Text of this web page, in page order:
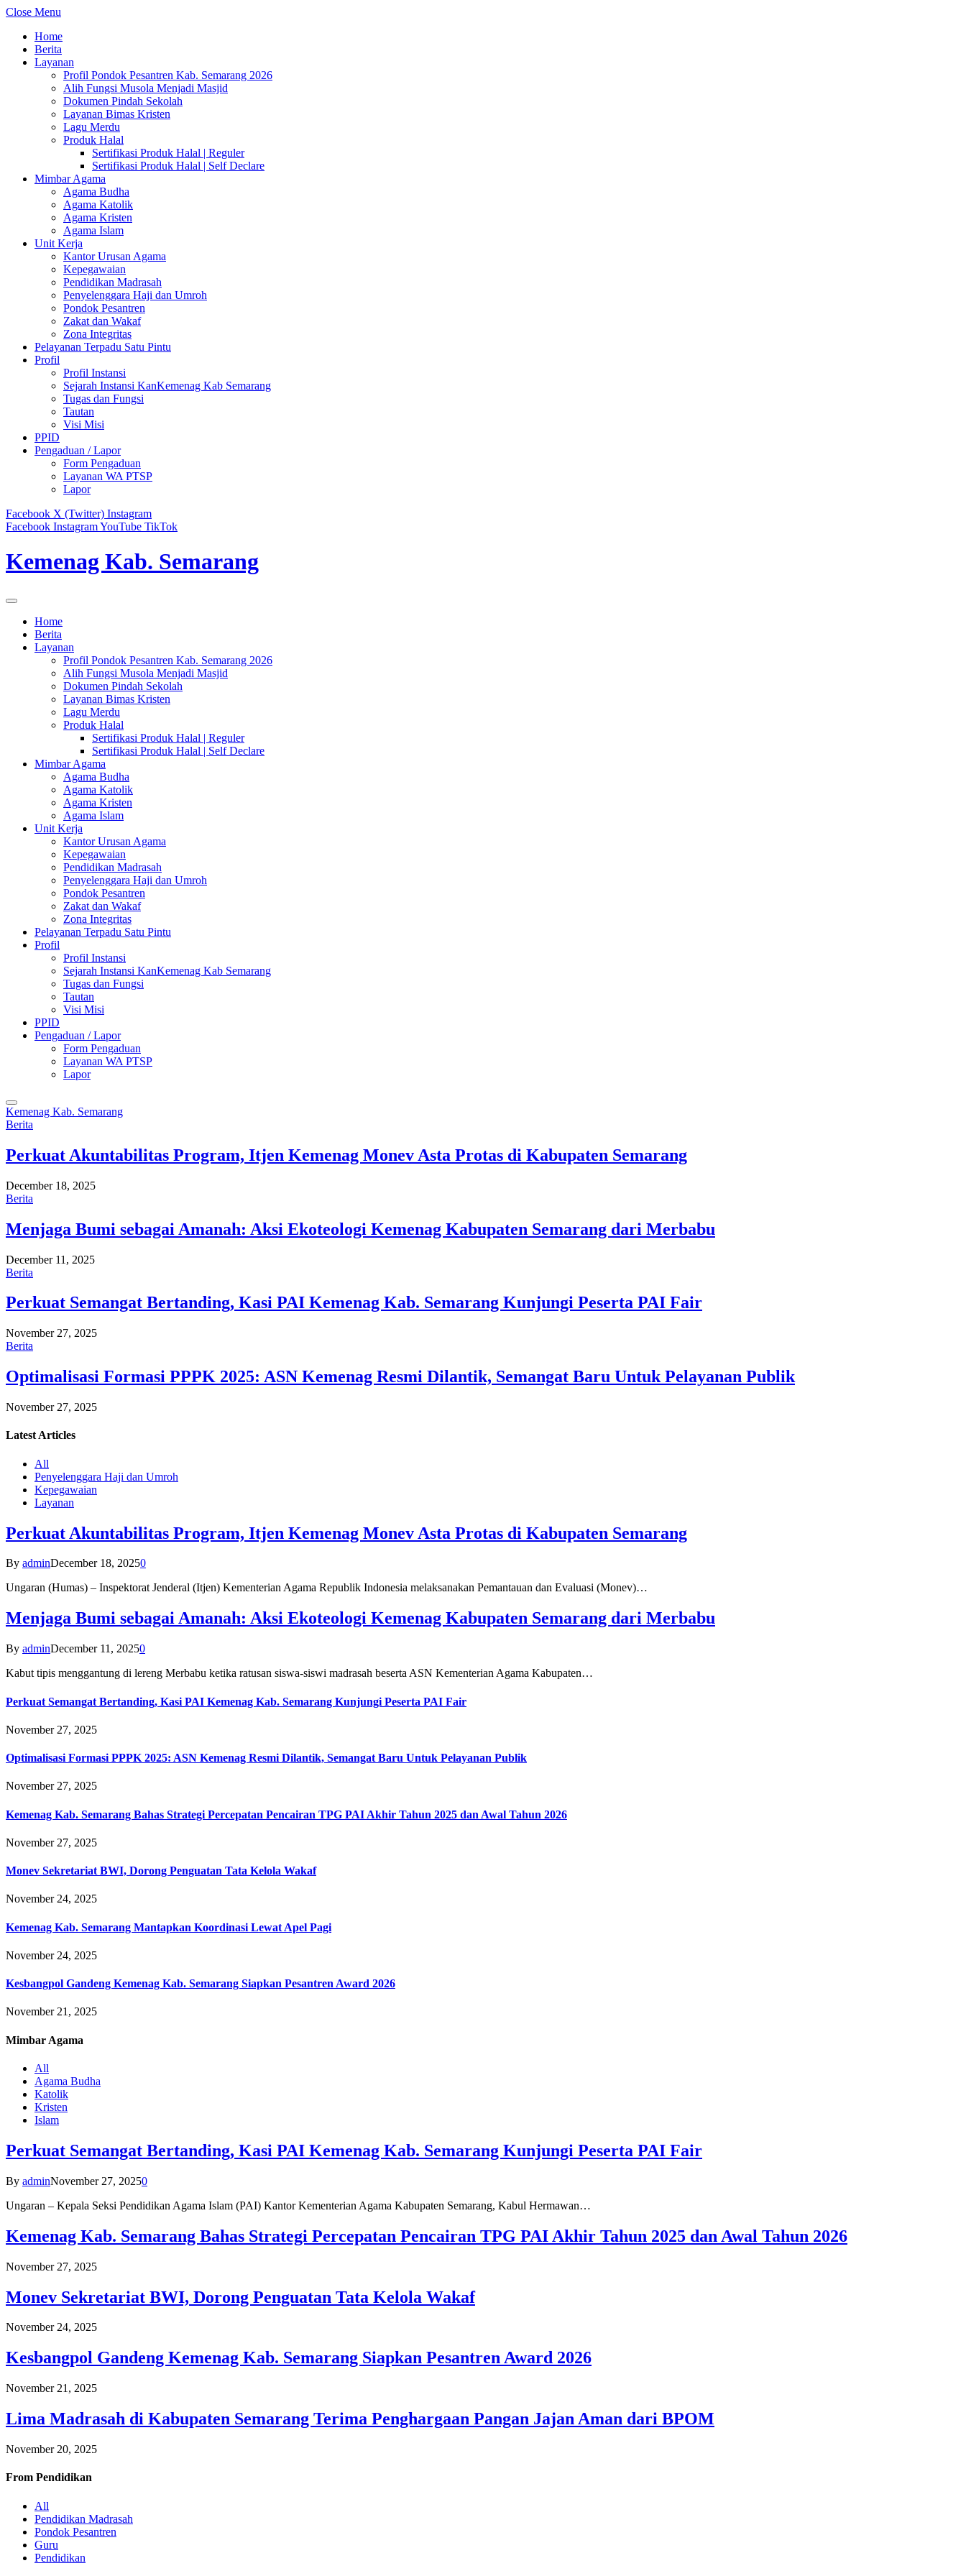
Close Menu
Home
Berita
Layanan
Profil Pondok Pesantren Kab. Semarang 2026
Alih Fungsi Musola Menjadi Masjid
Dokumen Pindah Sekolah
Layanan Bimas Kristen
Lagu Merdu
Produk Halal
Sertifikasi Produk Halal | Reguler
Sertifikasi Produk Halal | Self Declare
Mimbar Agama
Agama Budha
Agama Katolik
Agama Kristen
Agama Islam
Unit Kerja
Kantor Urusan Agama
Kepegawaian
Pendidikan Madrasah
Penyelenggara Haji dan Umroh
Pondok Pesantren
Zakat dan Wakaf
Zona Integritas
Pelayanan Terpadu Satu Pintu
Profil
Profil Instansi
Sejarah Instansi KanKemenag Kab Semarang
Tugas dan Fungsi
Tautan
Visi Misi
PPID
Pengaduan / Lapor
Form Pengaduan
Layanan WA PTSP
Lapor
Facebook X (Twitter) Instagram
Facebook InstagramYouTube TikTok
Kemenag Kab. Semarang
Home
Berita
Layanan
Profil Pondok Pesantren Kab. Semarang 2026
Alih Fungsi Musola Menjadi Masjid
Dokumen Pindah Sekolah
Layanan Bimas Kristen
Lagu Merdu
Produk Halal
Sertifikasi Produk Halal | Reguler
Sertifikasi Produk Halal | Self Declare
Mimbar Agama
Agama Budha
Agama Katolik
Agama Kristen
Agama Islam
Unit Kerja
Kantor Urusan Agama
Kepegawaian
Pendidikan Madrasah
Penyelenggara Haji dan Umroh
Pondok Pesantren
Zakat dan Wakaf
Zona Integritas
Pelayanan Terpadu Satu Pintu
Profil
Profil Instansi
Sejarah Instansi KanKemenag Kab Semarang
Tugas dan Fungsi
Tautan
Visi Misi
PPID
Pengaduan / Lapor
Form Pengaduan
Layanan WA PTSP
Lapor
Kemenag Kab. Semarang
Berita
Perkuat Akuntabilitas Program, Itjen Kemenag Monev Asta Protas di Kabupaten Semarang
December 18, 2025
Berita
Menjaga Bumi sebagai Amanah: Aksi Ekoteologi Kemenag Kabupaten Semarang dari Merbabu
December 11, 2025
Berita
Perkuat Semangat Bertanding, Kasi PAI Kemenag Kab. Semarang Kunjungi Peserta PAI Fair
November 27, 2025
Berita
Optimalisasi Formasi PPPK 2025: ASN Kemenag Resmi Dilantik, Semangat Baru Untuk Pelayanan Publik
November 27, 2025
Latest Articles
All
Penyelenggara Haji dan Umroh
Kepegawaian
Layanan
Perkuat Akuntabilitas Program, Itjen Kemenag Monev Asta Protas di Kabupaten Semarang
By adminDecember 18, 20250
Ungaran (Humas) – Inspektorat Jenderal (Itjen) Kementerian Agama Republik Indonesia melaksanakan Pemantauan dan Evaluasi (Monev)…
Menjaga Bumi sebagai Amanah: Aksi Ekoteologi Kemenag Kabupaten Semarang dari Merbabu
By adminDecember 11, 20250
Kabut tipis menggantung di lereng Merbabu ketika ratusan siswa-siswi madrasah beserta ASN Kementerian Agama Kabupaten…
Perkuat Semangat Bertanding, Kasi PAI Kemenag Kab. Semarang Kunjungi Peserta PAI Fair
November 27, 2025
Optimalisasi Formasi PPPK 2025: ASN Kemenag Resmi Dilantik, Semangat Baru Untuk Pelayanan Publik
November 27, 2025
Kemenag Kab. Semarang Bahas Strategi Percepatan Pencairan TPG PAI Akhir Tahun 2025 dan Awal Tahun 2026
November 27, 2025
Monev Sekretariat BWI, Dorong Penguatan Tata Kelola Wakaf
November 24, 2025
Kemenag Kab. Semarang Mantapkan Koordinasi Lewat Apel Pagi
November 24, 2025
Kesbangpol Gandeng Kemenag Kab. Semarang Siapkan Pesantren Award 2026
November 21, 2025
Mimbar Agama
All
Agama Budha
Katolik
Kristen
Islam
Perkuat Semangat Bertanding, Kasi PAI Kemenag Kab. Semarang Kunjungi Peserta PAI Fair
By adminNovember 27, 20250
Ungaran – Kepala Seksi Pendidikan Agama Islam (PAI) Kantor Kementerian Agama Kabupaten Semarang, Kabul Hermawan…
Kemenag Kab. Semarang Bahas Strategi Percepatan Pencairan TPG PAI Akhir Tahun 2025 dan Awal Tahun 2026
November 27, 2025
Monev Sekretariat BWI, Dorong Penguatan Tata Kelola Wakaf
November 24, 2025
Kesbangpol Gandeng Kemenag Kab. Semarang Siapkan Pesantren Award 2026
November 21, 2025
Lima Madrasah di Kabupaten Semarang Terima Penghargaan Pangan Jajan Aman dari BPOM
November 20, 2025
From Pendidikan
All
Pendidikan Madrasah
Pondok Pesantren
Guru
Pendidikan